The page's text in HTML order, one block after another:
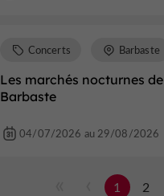
Les marchés nocturnes de
Barbaste
Concerts Barbaste
04/07/2026 au 29/08/2026
1 2